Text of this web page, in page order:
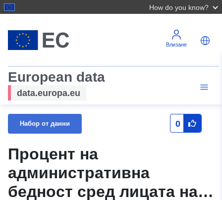
How do you know?
Влизане
European data
data.europa.eu
Набор от данни 0
Процент на
административна
бедност сред лицата на